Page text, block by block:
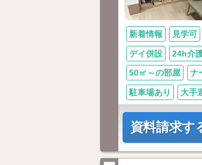
新着情報 見学可
デイ併設 24h介
50㎡～の部屋 ナ
駐車場あり 大手
資料請求す